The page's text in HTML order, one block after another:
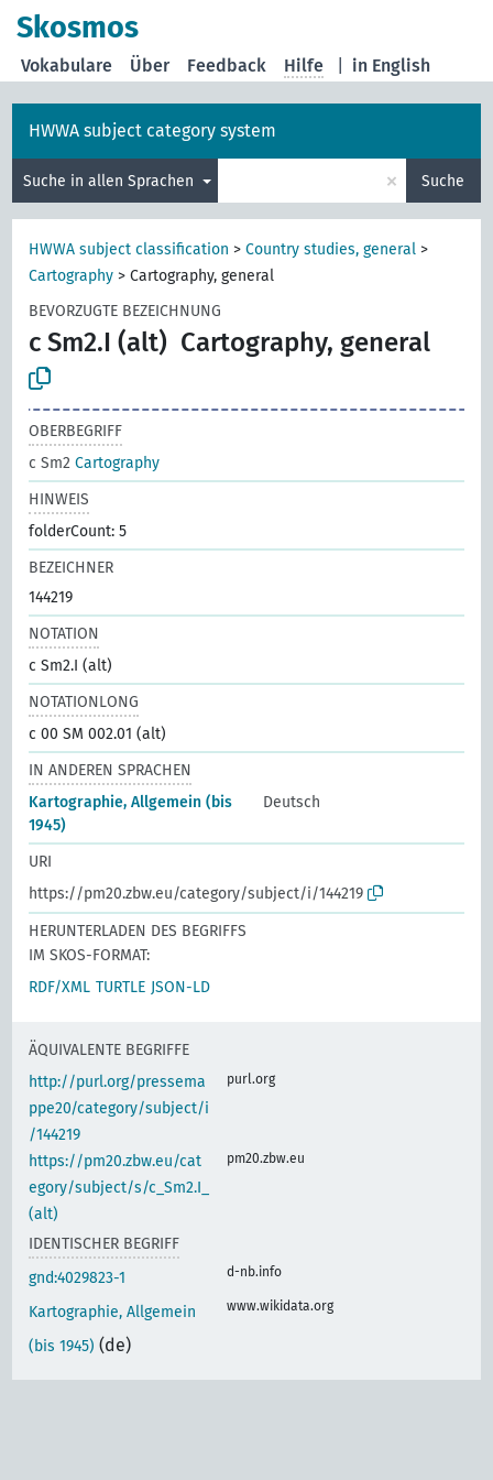
Skosmos
in English
Vokabulare Über Feedback Hilfe
HWWA subject category system
Suche in allen Sprachen × Suche
HWWA subject classification >Country studies, general >
Cartography >Cartography, general
BEVORZUGTE BEZEICHNUNG
c Sm2.I (alt) Cartography, general
OBERBEGRIFF
c Sm2Cartography
HINWEIS
folderCount: 5
BEZEICHNER
144219
NOTATION
c Sm2.I (alt)
NOTATIONLONG
c 00 SM 002.01 (alt)
IN ANDEREN SPRACHEN
Kartographie, Allgemein (bis
1945)
Deutsch
URI
https://pm20.zbw.eu/category/subject/i/144219
HERUNTERLADEN DES BEGRIFFS
IM SKOS-FORMAT:
RDF/XML TURTLE JSON-LD
ÄQUIVALENTE BEGRIFFE
http://purl.org/pressema
ppe20/category/subject/i
/144219
purl.org
https://pm20.zbw.eu/cat
egory/subject/s/c_Sm2.I_
(alt)
pm20.zbw.eu
IDENTISCHER BEGRIFF
gnd:4029823-1
d-nb.info
Kartographie, Allgemein
(bis 1945) (de)
www.wikidata.org